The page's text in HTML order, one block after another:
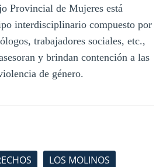
Provincial de Mujeres está
interdisciplinario compuesto por
trabajadores sociales, etc.,
y brindan contención a las
de género.
LOS MOLINOS